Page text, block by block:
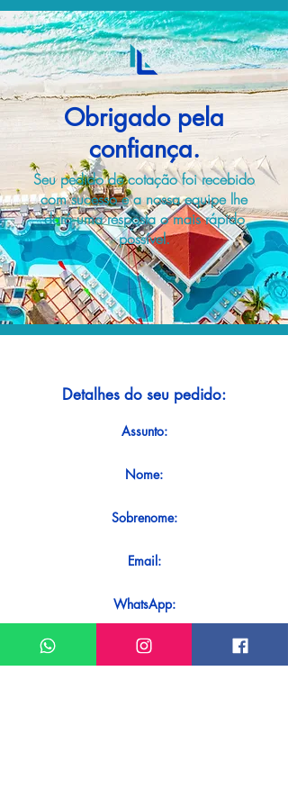
Obrigado pela
confiança.
Seu pedido de cotação foi recebido
com sucesso e a nossa equipe lhe
dará uma resposta o mais rápido
possível.
Detalhes do seu pedido:
Assunto:
Nome:
Sobrenome:
Email:
WhatsApp:
Mensagem: